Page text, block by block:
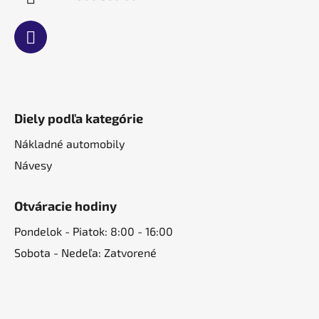
Diely podľa kategórie
Nákladné automobily
Návesy
Otváracie hodiny
Pondelok - Piatok: 8:00 - 16:00
Sobota - Nedeľa: Zatvorené